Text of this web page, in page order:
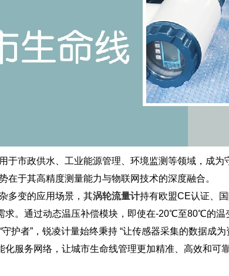
于市政供水、工业能源管理、环境监测等领域，成为
在于其高精度测量能力与物联网技术的深度融合。
多变的应用场景，其涡轮流量计持有欧盟CE认证、
求。通过动态温压补偿模块，即使在-20℃至80℃的温
护者”，锐凌计量始终秉持 “让传感器采集的数据成
化服务网络，让城市生命线管理更加精准、高效和可